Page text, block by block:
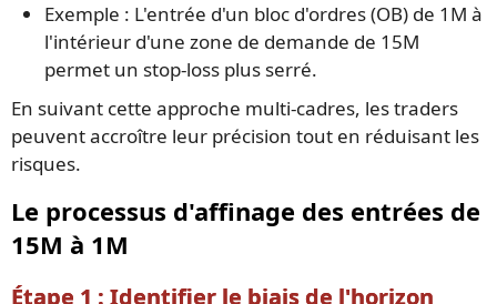
Exemple : L'entrée d'un bloc d'ordres (OB) de 1M à
l'intérieur d'une zone de demande de 15M
permet un stop-loss plus serré.
En suivant cette approche multi-cadres, les traders
peuvent accroître leur précision tout en réduisant les
risques.
Le processus d'affinage des entrées de
15M à 1M
Étape 1 : Identifier le biais de l'horizon